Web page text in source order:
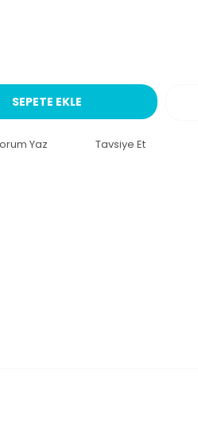
SEPETE EKLE
Yaz Tavsiye Et